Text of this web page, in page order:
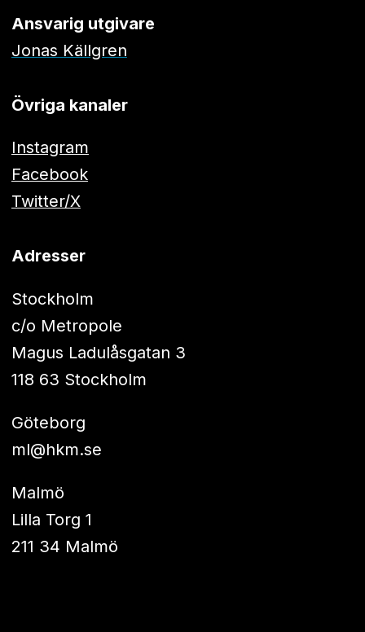
Ansvarig utgivare
Jonas Källgren
Övriga kanaler
Instagram
Facebook
Twitter/X
Adresser
Stockholm
c/o Metropole
Magus Ladulåsgatan 3
118 63 Stockholm
Göteborg
ml@hkm.se
Malmö
Lilla Torg 1
211 34 Malmö